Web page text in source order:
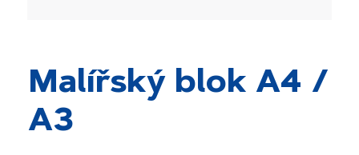
Malířský blok A4 /
A3